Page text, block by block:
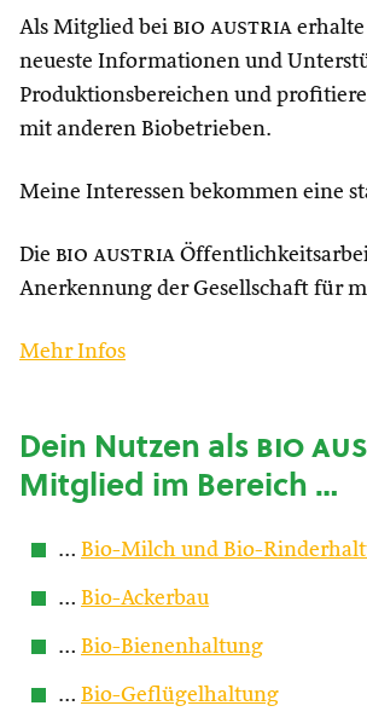
Als Mitglied bei bio austria
neueste Informationen und
Produktionsbereichen und
mit anderen Biobetrieben.
Meine Interessen bekommen eine
Die bio austria
Anerkennung der Gesellschaft für
Mehr Infos
Dein Nutzen alsbio
Mitglied im Bereich …
… Bio-Milch und Bio-
… Bio-Ackerbau
… Bio-Bienenhaltung
… Bio-Geflügelhaltung